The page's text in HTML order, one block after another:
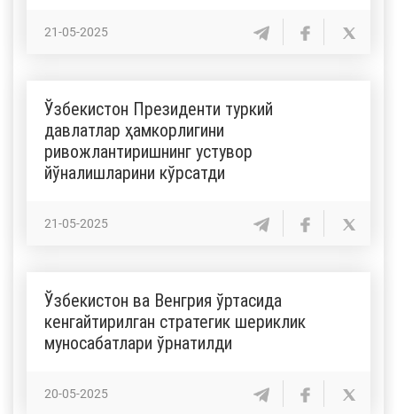
21-05-2025
Ўзбекистон Президенти туркий
давлатлар ҳамкорлигини
ривожлантиришнинг устувор
йўналишларини кўрсатди
21-05-2025
Ўзбекистон ва Венгрия ўртасида
кенгайтирилган стратегик шериклик
муносабатлари ўрнатилди
20-05-2025